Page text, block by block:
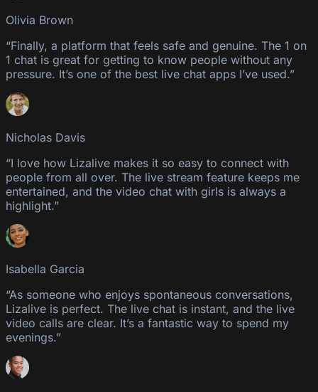
Olivia Brown
“Finally, a platform that feels safe and genuine. The 1 on
1 chat is great for getting to know people without any
pressure. It’s one of the best live chat apps I’ve used.”
Nicholas Davis
“I love how Lizalive makes it so easy to connect with
people from all over. The live stream feature keeps me
entertained, and the video chat with girls is always a
highlight.”
Isabella Garcia
“As someone who enjoys spontaneous conversations,
Lizalive is perfect. The live chat is instant, and the live
video calls are clear. It’s a fantastic way to spend my
evenings.”